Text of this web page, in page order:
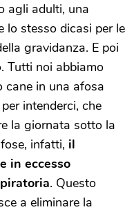
agli adulti, una
lo stesso dicasi per le
gravidanza. E poi
Tutti noi abbiamo
cane in una afosa
intenderci, che
la giornata sotto la
infatti, il
in eccesso
. Questo
a eliminare la